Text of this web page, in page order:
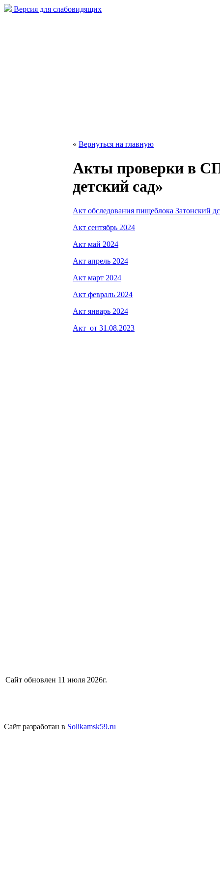
Версия для слабовидящих
« Вернуться на главную
Акты проверки в
детский сад»
Акт обследования пищеблока Затонский дс
Акт сентябрь 2024
Акт май 2024
Акт апрель 2024
Акт март 2024
Акт февраль 2024
Акт январь 2024
Акт от 31.08.2023
Сайт обновлен 11 июля 2026г.
Сайт разработан в Solikamsk59.ru